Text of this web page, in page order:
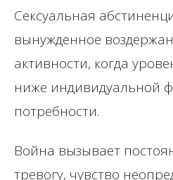
Сексуальная
вынужденное
активности, когда
ниже индивидуальной
потребности.
Война вызывает
тревогу, чувство